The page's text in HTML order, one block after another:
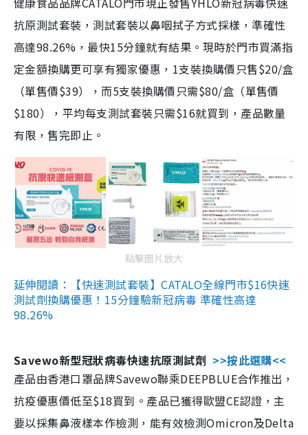
抗原測試套裝，測試套裝以鼻咽拭子方式採樣，準確性
高達98.26%，最快15分鐘就有結果。現時於門市買滿指
定金額換購更可享有獨家優惠，1支裝換購價只售$20/盒
（單售價$39），而5支裝換購價只需$80/盒（單售價
$180），平均每支測試套裝只需$16就買到，產品數量
有限，售完即止。
點擊圖片放大
延伸閱讀：【快速測試套裝】CATALO全線門市$16快速
測試劑換購優惠！15分鐘驗新冠病毒 準確性高達
98.26%
Savewo新型冠狀病毒快速抗原測試劑 >>按此選購<<
產品由香港口罩品牌Savewo聯乘DEEPBLUE合作推出，
抗疫優惠價低至$18買到。產品已獲得歐盟CE認證，主
要以採集鼻液樣本作檢測，能有效檢測Omicron及Delta